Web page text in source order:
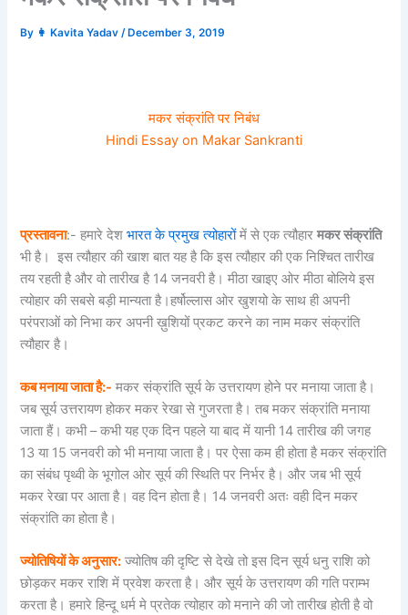
By 👩 Kavita Yadav/ December 3, 2019
मकर संक्रांति पर निबंध
Hindi Essay on Makar Sankranti
प्रस्तावना:- हमारे देशभारत के प्रमुख त्योहारोंमें से एक त्यौहारमकर संक्रांति
भी है। इस त्यौहार की खाश बात यह है कि इस त्यौहार की एक निश्चित तारीख
तय रहती है और वो तारीख है 14 जनवरी है। मीठा खाइए ओर मीठा बोलिये इस
त्योहार की सबसे बड़ी मान्यता है।हर्षोल्लास ओर खुशयो के साथ ही अपनी
परंपराओं को निभा कर अपनी ख़ुशियों प्रकट करने का नाम मकर संक्रांति
त्यौहार है।
कब मनाया जाता है:- मकर संक्रांति सूर्य के उत्तरायण होने पर मनाया जाता है।
जब सूर्य उत्तरायण होकर मकर रेखा से गुजरता है। तब मकर संक्रांति मनाया
जाता हैं। कभी – कभी यह एक दिन पहले या बाद में यानी 14 तारीख की जगह
13 या 15 जनवरी को भी मनाया जाता है। पर ऐसा कम ही होता है मकर संक्रांति
का संबंध पृथ्वी के भूगोल ओर सूर्य की स्थिति पर निर्भर है। और जब भी सूर्य
मकर रेखा पर आता है। वह दिन होता है। 14 जनवरी अतः वही दिन मकर
संक्रांति का होता है।
ज्योतिषियों के अनुसार: ज्योतिष की दृष्टि से देखे तो इस दिन सूर्य धनु राशि को
छोड़कर मकर राशि में प्रवेश करता है। और सूर्य के उत्तरायण की गति पराम्भ
करता है। हमारे हिन्दू धर्म मे प्रतेक त्योहार को मनाने की जो तारीख होती है वो